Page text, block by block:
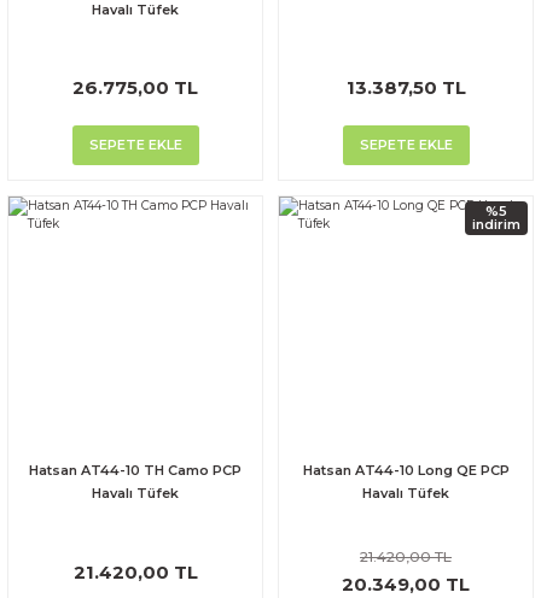
Havalı Tüfek
26.775,00 TL
SEPETE EKLE
13.387,50 TL
SEPETE EKLE
Hatsan AT44-10 TH Camo PCP
Havalı Tüfek
21.420,00 TL
%5
indirim
Hatsan AT44-10 Long QE PCP
Havalı Tüfek
21.420,00 TL
20.349,00 TL